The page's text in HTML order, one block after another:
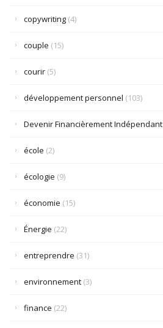
copywriting (4)
couple (15)
courir (5)
développement personnel (103)
Devenir Financièrement Indépendant
école (2)
écologie (9)
économie (15)
Énergie (22)
entreprendre (31)
environnement (3)
finance (22)